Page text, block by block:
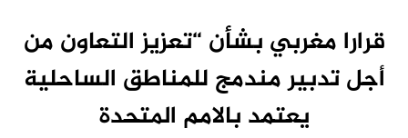
قرارا مغربي بشأن “تعزيز التعاون من
أجل تدبير مندمج للمناطق الساحلية
يعتمد بالامم المتحدة